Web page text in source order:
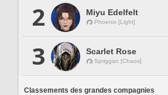
2 Miyu Edelfelt
Phoenix [Light]
3 Scarlet Rose
Spriggan [Chaos]
Classements des grandes compagnies